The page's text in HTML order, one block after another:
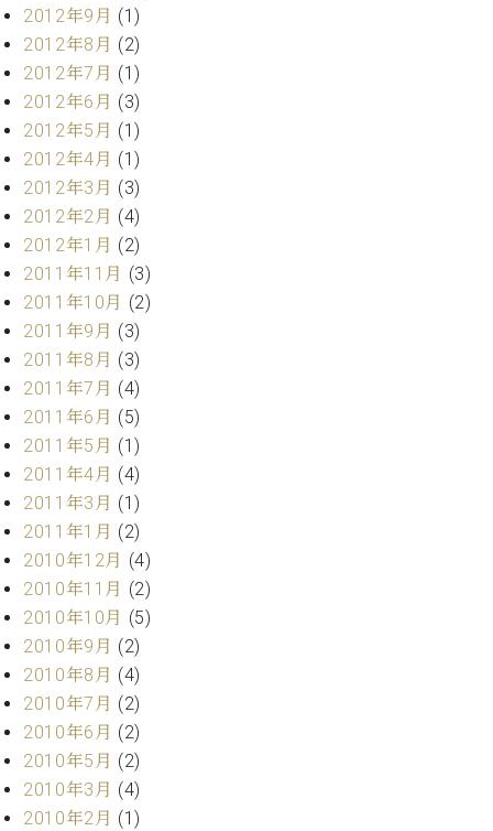
2012年9月 (1)
2012年8月 (2)
2012年7月 (1)
2012年6月 (3)
2012年5月 (1)
2012年4月 (1)
2012年3月 (3)
2012年2月 (4)
2012年1月 (2)
2011年11月 (3)
2011年10月 (2)
2011年9月 (3)
2011年8月 (3)
2011年7月 (4)
2011年6月 (5)
2011年5月 (1)
2011年4月 (4)
2011年3月 (1)
2011年1月 (2)
2010年12月 (4)
2010年11月 (2)
2010年10月 (5)
2010年9月 (2)
2010年8月 (4)
2010年7月 (2)
2010年6月 (2)
2010年5月 (2)
2010年3月 (4)
2010年2月 (1)